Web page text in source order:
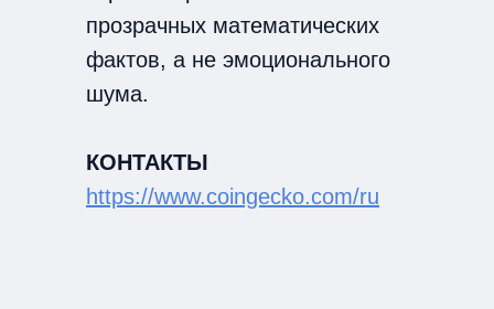
прозрачных математических
фактов, а не эмоционального
шума.
КОНТАКТЫ
https://www.coingecko.com/ru